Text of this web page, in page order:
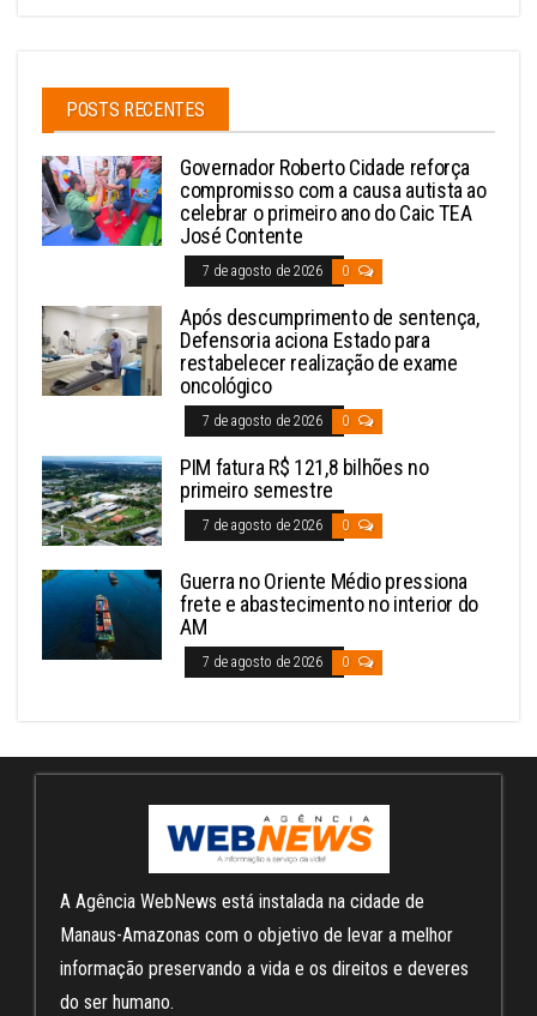
POSTS RECENTES
Governador Roberto Cidade reforça
compromisso com a causa autista ao
celebrar o primeiro ano do Caic TEA
José Contente
7 de agosto de 2026 0
Após descumprimento de sentença,
Defensoria aciona Estado para
restabelecer realização de exame
oncológico
7 de agosto de 2026 0
PIM fatura R$ 121,8 bilhões no
primeiro semestre
7 de agosto de 2026 0
Guerra no Oriente Médio pressiona
frete e abastecimento no interior do
AM
7 de agosto de 2026 0
A Agência WebNews está instalada na cidade de
Manaus-Amazonas com o objetivo de levar a melhor
informação preservando a vida e os direitos e deveres
do ser humano.